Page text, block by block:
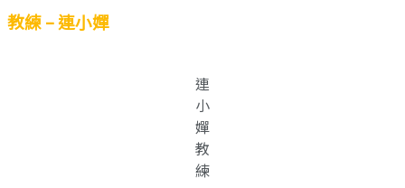
教練 – 連小嬋
連
小
嬋
教
練